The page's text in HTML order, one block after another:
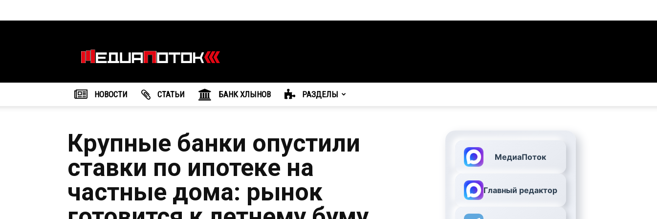
агентство
"МедиаПоток"
НОВОСТИ CТАТЬИ БАНК ХЛЫНОВ РАЗДЕЛЫ
Крупные банки опустили
ставки по ипотеке на
частные дома: рынок
МедиаПоток
Главный редактор